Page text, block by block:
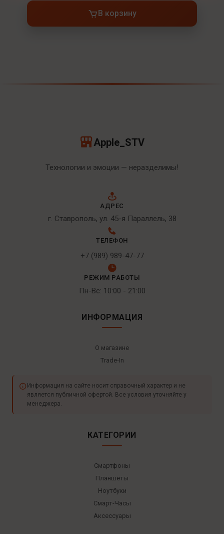
В корзину
Apple_STV
Технологии и эмоции — неразделимы!
АДРЕС
г. Ставрополь, ул. 45-я Параллель, 38
ТЕЛЕФОН
+7 (989) 989-47-77
РЕЖИМ РАБОТЫ
Пн-Вс: 10:00 - 21:00
ИНФОРМАЦИЯ
О магазине
Trade-In
Информация на сайте носит справочный характер и не
является публичной офертой. Все условия уточняйте у
менеджера.
КАТЕГОРИИ
Смартфоны
Планшеты
Ноутбуки
Смарт-Часы
Аксессуары